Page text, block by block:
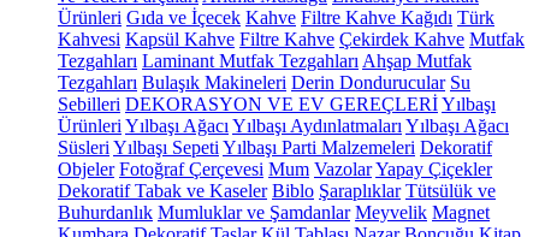
Ürünleri Gıda ve İçecek Kahve Filtre Kahve Kağıdı Türk
Kahvesi Kapsül Kahve Filtre Kahve Çekirdek Kahve Mutfak
Tezgahları Laminant Mutfak Tezgahları Ahşap Mutfak
Tezgahları Bulaşık Makineleri Derin Dondurucular Su
Sebilleri DEKORASYON VE EV GEREÇLERİYılbaşı
Ürünleri Yılbaşı Ağacı Yılbaşı Aydınlatmaları Yılbaşı Ağacı
Süsleri Yılbaşı Sepeti Yılbaşı Parti Malzemeleri Dekoratif
Objeler Fotoğraf Çerçevesi Mum VazolarYapay Çiçekler
Dekoratif Tabak ve Kaseler Biblo Şaraplıklar Tütsülük ve
Buhurdanlık Mumluklar ve Şamdanlar Meyvelik Magnet